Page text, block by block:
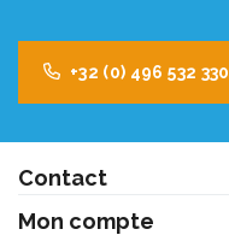
+32 (0) 496 532 330
Contact
Mon compte